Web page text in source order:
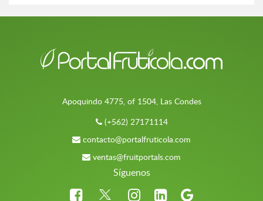
Apoquindo 4775, of 1504, Las Condes
(+562) 27171114
contacto@portalfruticola.com
ventas@fruitportals.com
Síguenos